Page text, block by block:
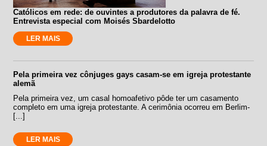
Católicos em rede: de ouvintes a produtores da palavra de fé.
Entrevista especial com Moisés Sbardelotto
LER MAIS
Pela primeira vez cônjuges gays casam-se em igreja protestante
alemã
Pela primeira vez, um casal homoafetivo pôde ter um casamento
completo em uma igreja protestante. A cerimônia ocorreu em Berlim-
[...]
LER MAIS